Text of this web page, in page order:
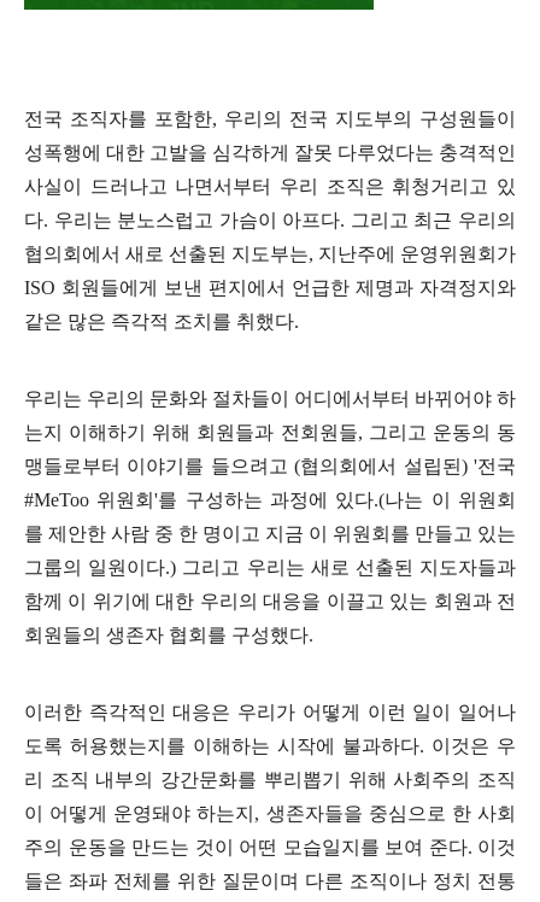
전국 조직자를 포함한, 우리의 전국 지도부의 구성원들이
성폭행에 대한 고발을 심각하게 잘못 다루었다는 충격적인
사실이 드러나고 나면서부터 우리 조직은 휘청거리고 있
다. 우리는 분노스럽고 가슴이 아프다. 그리고 최근 우리의
협의회에서 새로 선출된 지도부는, 지난주에 운영위원회가
ISO 회원들에게 보낸 편지에서 언급한 제명과 자격정지와
같은 많은 즉각적 조치를 취했다.
우리는 우리의 문화와 절차들이 어디에서부터 바뀌어야 하
는지 이해하기 위해 회원들과 전회원들, 그리고 운동의 동
맹들로부터 이야기를 들으려고(협의회에서 설립된 ) '전국
#MeToo 위원회'를 구성하는 과정에 있다.(나는 이 위원회
를 제안한 사람 중 한 명이고 지금 이 위원회를 만들고 있는
그룹의 일원이다.) 그리고 우리는 새로 선출된 지도자들과
함께 이 위기에 대한 우리의 대응을 이끌고 있는 회원과 전
회원들의 생존자 협회를 구성했다.
이러한 즉각적인 대응은 우리가 어떻게 이런 일이 일어나
도록 허용했는지를 이해하는 시작에 불과하다. 이것은 우
리 조직 내부의 강간문화를 뿌리뽑기 위해 사회주의 조직
이 어떻게 운영돼야 하는지 , 생존자들을 중심으로 한 사회
주의 운동을 만드는 것이 어떤 모습일지를 보여 준다. 이것
들은 좌파 전체를 위한 질문이며 다른 조직이나 정치 전통